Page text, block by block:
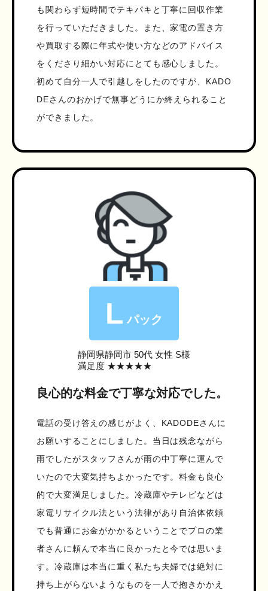
も関わらず短時間でテキパキと丁寧に回収作業
を行っていただきました。また、家電の置き方
や買取する際に年式や使い方などのアドバイス
をくださり細かい対応にとても感心しました。
初めて自分一人で引越しをしたのですが、KADO
DEさんのおかげで無事どうにか終えられること
ができました。
L パック
静岡県静岡市 50代 女性 S様
満足度 ★★★★★
良心的な料金で丁寧な対応でした。
電話の受け答えの感じがよく、KADODEさんに
お願いすることにしました。当日は残念ながら
雨でしたがスタッフさんが雨の中丁寧に運んで
いたので大変気持ちよかったです。料金も良心
的で大変満足しました。冷蔵庫やテレビなどは
家電リサイクル法という法律があり自治体依頼
でも普通にお金がかかるということでプロの業
者さんに頼んで本当に良かったと今では思いま
す。冷蔵庫は本当に重く私たち夫婦では絶対に
持ち上がらないようなものを一人で抱きかかえ